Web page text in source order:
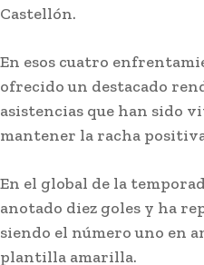
Última prueba para el
Castellón.
En esos cuatro
ofrecido un destacado
asistencias que han sido
mantener la racha
En el global de la
anotado diez goles y ha
siendo el número uno en
plantilla amarilla.